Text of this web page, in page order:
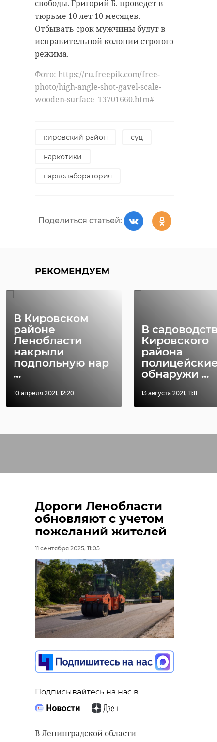
свободы. Григорий Б. проведет в
тюрьме 10 лет 10 месяцев.
Отбывать срок мужчины будут в
исправительной колонии строгого
режима.
Фото: https://ru.freepik.com/free-
photo/high-angle-shot-gavel-scale-
wooden-surface_13701660.htm#
кировский район суд
наркотики
нарколаборатория
Поделиться статьей:
РЕКОМЕНДУЕМ
В Кировском
районе
Ленобласти
накрыли
подпольную нар
...
10 апреля 2021, 12:20
В
Кировского
района
обнаружи ...
13 августа 2021, 11:11
Дороги Ленобласти
обновляют с учетом
пожеланий жителей
11 сентября 2025, 11:05
Подписывайтесь на нас в
В Ленинградской области
Поделиться статьей: